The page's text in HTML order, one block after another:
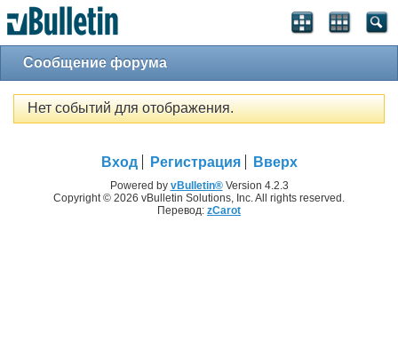
Сообщение форума
Нет событий для отображения.
Вход Регистрация Вверх
Powered by vBulletin®Version 4.2.3
Copyright © 2026 vBulletin Solutions, Inc. All rights reserved.
Перевод: zCarot